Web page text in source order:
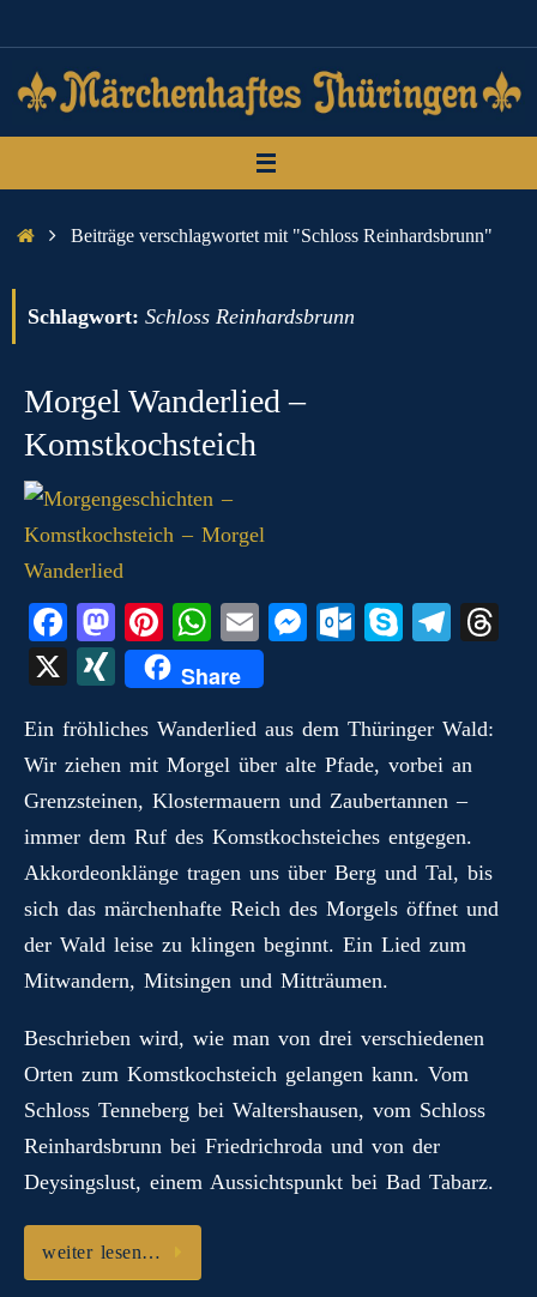
Inhalt
springen
StartBeiträge verschlagwortet mit "Schloss Reinhardsbrunn"
Schlagwort: Schloss Reinhardsbrunn
Morgel Wanderlied –
Komstkochsteich
Fa
ce
bo
ok
M
as
to
do
n
Pi
nt
er
es
t
W
ha
ts
A
pp
E
m
ail
M
ng
er
O
ok
.c
o
m
S
Te
a
m
X
X
N
G
Share
Ein fröhliches Wanderlied aus dem Thüringer Wald:
Wir ziehen mit Morgel über alte Pfade, vorbei an
Grenzsteinen, Klostermauern und Zaubertannen –
immer dem Ruf des Komstkochsteiches entgegen.
Akkordeonklänge tragen uns über Berg und Tal, bis
sich das märchenhafte Reich des Morgels öffnet und
der Wald leise zu klingen beginnt. Ein Lied zum
Mitwandern, Mitsingen und Mitträumen.
Beschrieben wird, wie man von drei verschiedenen
Orten zum Komstkochsteich gelangen kann. Vom
Schloss Tenneberg bei Waltershausen, vom Schloss
Reinhardsbrunn bei Friedrichroda und von der
Deysingslust, einem Aussichtspunkt bei Bad Tabarz.
weiter lesen…